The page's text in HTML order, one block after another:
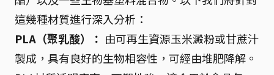
這幾種材質進行深入分析：
PLA（聚乳酸）： 由可再生資源玉米澱粉或甘蔗汁
製成，具有良好的生物相容性，可經由堆肥降解。